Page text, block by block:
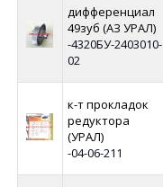
дифференциал
49зуб (АЗ УРАЛ)
-4320БУ-2403010-
02
к-т прокладок
редуктора
(УРАЛ)
-04-06-211